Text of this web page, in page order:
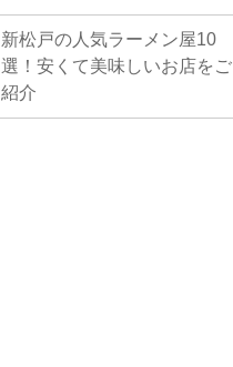
新松戸の人気ラーメン屋10
選！安くて美味しいお店をご
紹介